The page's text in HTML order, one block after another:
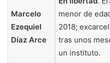
Marcelo
Ezequiel
Díaz Arce
menor de
2018;
tras unos
un instituto.